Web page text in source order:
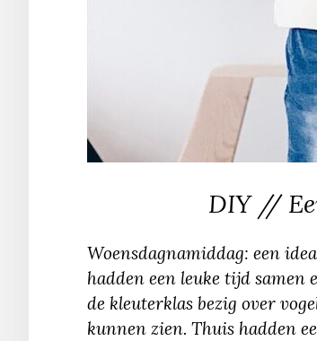
DIY //
Woensdagnamiddag: een
hadden een leuke tijd samen
de kleuterklas bezig over
kunnen zien. Thuis hadden